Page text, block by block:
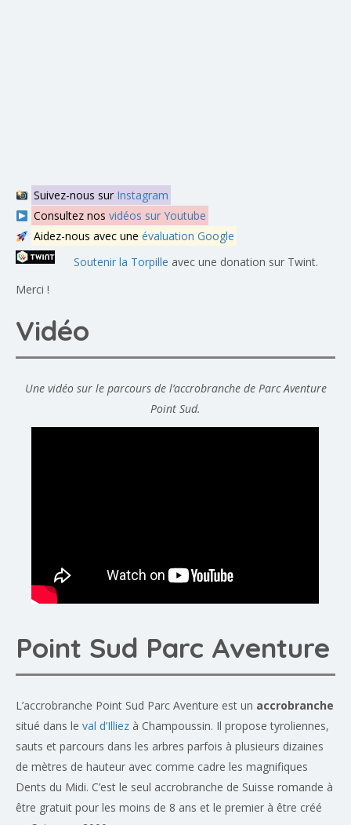
Suivez-nous sur Instagram
Consultez nos vidéos sur Youtube
Aidez-nous avec une évaluation Google
Soutenir la Torpille avec une donation sur Twint.
Merci !
Vidéo
Une vidéo sur le parcours de l’accrobranche de Parc Aventure
Point Sud.
Point Sud Parc Aventure
L’accrobranche Point Sud Parc Aventure est un accrobranche
situé dans le val d’Illiez à Champoussin. Il propose tyroliennes,
sauts et parcours dans les arbres parfois à plusieurs dizaines
de mètres de hauteur avec comme cadre les magnifiques
Dents du Midi. C’est le seul accrobranche de Suisse romande à
être gratuit pour les moins de 8 ans et le premier à être créé